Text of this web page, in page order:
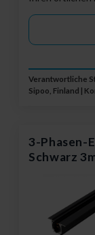
Verantwortliche
Sipoo, Finland |
3-Phasen-
Schwarz